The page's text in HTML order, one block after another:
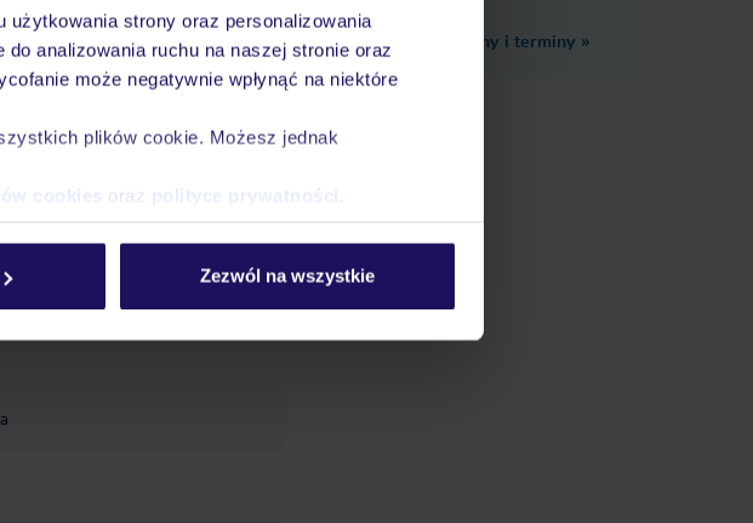
strony oraz personalizowania
analizowania ruchu na naszej stronie oraz
może negatywnie wpłynąć na niektóre
plików cookie. Możesz jednak
cookies oraz polityce prywatności
Zezwól na wszystkie
Zobacz inne ceny i terminy »